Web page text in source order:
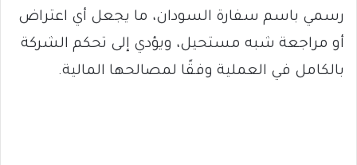
رسمي باسم سفارة السودان، ما يجعل أي اعتراض
أو مراجعة شبه مستحيل، ويؤدي إلى تحكم الشركة
بالكامل في العملية وفقًا لمصالحها المالية.